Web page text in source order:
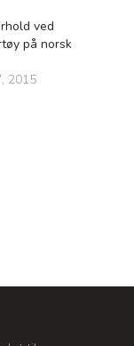
ved
på norsk
2015